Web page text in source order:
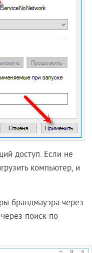
доступ. Если не
компьютер, и
брандмауэра через
поиск по